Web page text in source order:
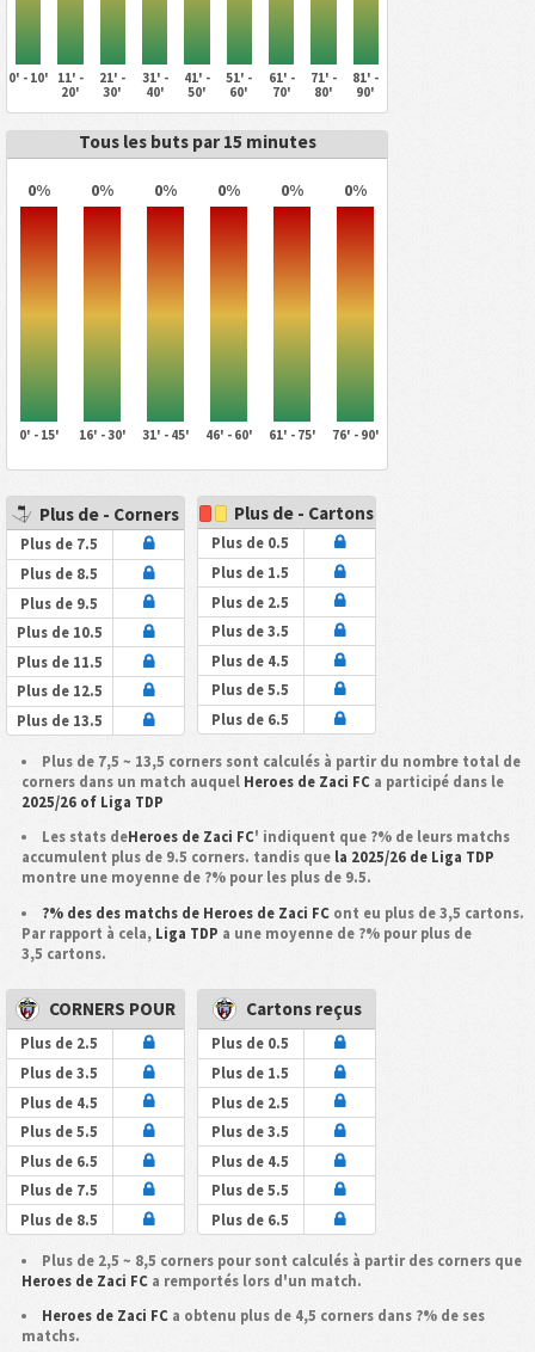
0' - 10'
11' -
20'
21' -
30'
31' -
40'
41' -
50'
51' -
60'
61' -
70'
71' -
80'
81' -
90'
Tous les buts par 15 minutes
0% 0% 0% 0% 0% 0%
0' - 15' 16' - 30' 31' - 45' 46' - 60' 61' - 75' 76' - 90'
Plus de - Corners
Plus de 7.5
Plus de 8.5
Plus de 9.5
Plus de 10.5
Plus de 11.5
Plus de 12.5
Plus de 13.5
Plus de - Cartons
Plus de 0.5
Plus de 1.5
Plus de 2.5
Plus de 3.5
Plus de 4.5
Plus de 5.5
Plus de 6.5
Plus de 7,5 ~ 13,5 corners sont calculés à partir du nombre total de
corners dans un match auquel Heroes de Zaci FCa participé dans le
2025/26 of Liga TDP
Les stats deHeroes de Zaci FC' indiquent que ?% de leurs matchs
accumulent plus de 9.5 corners. tandis que la 2025/26 de Liga TDP
montre une moyenne de ?% pour les plus de 9.5.
?% des des matchs de Heroes de Zaci FC ont eu plus de 3,5 cartons.
Par rapport à cela, Liga TDP a une moyenne de ?% pour plus de
3,5 cartons.
CORNERS POUR
Plus de 2.5
Plus de 3.5
Plus de 4.5
Plus de 5.5
Plus de 6.5
Plus de 7.5
Plus de 8.5
Cartons reçus
Plus de 0.5
Plus de 1.5
Plus de 2.5
Plus de 3.5
Plus de 4.5
Plus de 5.5
Plus de 6.5
Plus de 2,5 ~ 8,5 corners pour sont calculés à partir des corners que
Heroes de Zaci FCa remportés lors d'un match.
Heroes de Zaci FC a obtenu plus de 4,5 corners dans ?% de ses
matchs.